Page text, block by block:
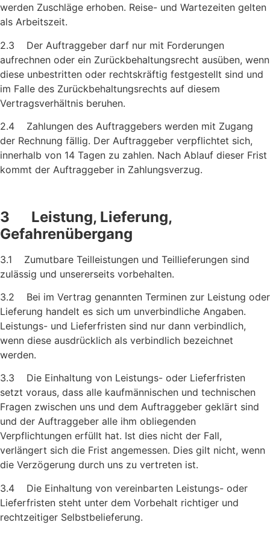
werden Zuschläge erhoben. Reise- und Wartezeiten gelten
als Arbeitszeit.
2.3 Der Auftraggeber darf nur mit Forderungen
aufrechnen oder ein Zurückbehaltungsrecht ausüben, wenn
diese unbestritten oder rechtskräftig festgestellt sind und
im Falle des Zurückbehaltungs­rechts auf diesem
Vertragsverhältnis beruhen.
2.4 Zahlungen des Auftraggebers werden mit Zugang
der Rechnung fällig. Der Auftraggeber verpflichtet sich,
innerhalb von 14 Tagen zu zahlen. Nach Ablauf dieser Frist
kommt der Auftraggeber in Zahlungsverzug.
3 Leistung, Lieferung,
Gefahrenübergang
3.1 Zumutbare Teilleistungen und Teillieferungen sind
zulässig und unsererseits vorbehalten.
3.2 Bei im Vertrag genannten Terminen zur Leistung oder
Lieferung handelt es sich um unverbindliche Angaben.
Leistungs- und Lie­ferfristen sind nur dann verbindlich,
wenn diese ausdrücklich als verbindlich bezeichnet
werden.
3.3 Die Einhaltung von Leistungs- oder Lieferfristen
setzt voraus, dass alle kaufmännischen und technischen
Fragen zwischen uns und dem Auftraggeber geklärt sind
und der Auftraggeber alle ihm obliegenden
Verpflichtungen erfüllt hat. Ist dies nicht der Fall,
verlängert sich die Frist angemessen. Dies gilt nicht, wenn
die Verzögerung durch uns zu vertreten ist.
3.4 Die Einhaltung von vereinbarten Leistungs- oder
Lieferfristen steht unter dem Vorbehalt richtiger und
rechtzeitiger Selbstbe­lieferung.